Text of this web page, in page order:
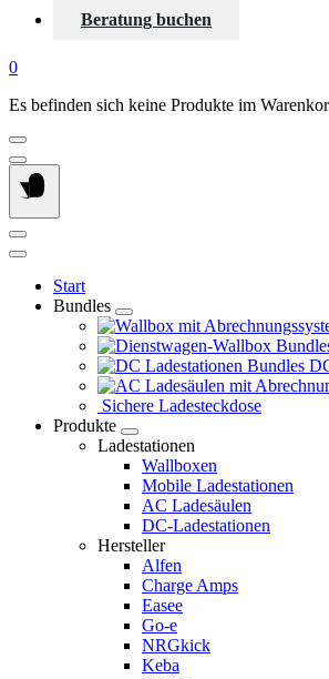
Beratung buchen
0
Es befinden sich keine Produkte im
Start
Bundles
Sichere Ladesteckdose
Produkte
Ladestationen
Wallboxen
Mobile Ladestationen
AC Ladesäulen
DC-Ladestationen
Hersteller
Alfen
Charge Amps
Easee
Go-e
NRGkick
Keba